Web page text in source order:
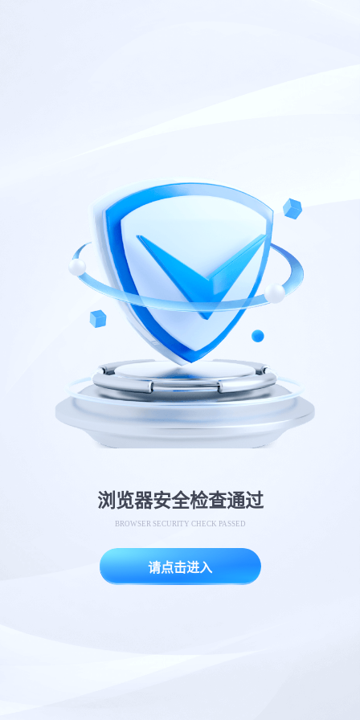
浏览器安全检查通过
BROWSER SECURITY CHECK PASSED
请点击进入